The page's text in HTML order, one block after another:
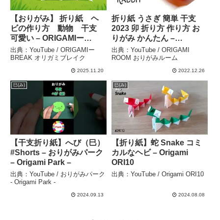
【おりがみ】 折り紙 ヘ
ビの作り方 動物 干支
可愛い – ORIGAMIー
BREAK オリガミブレイク
出典：YouTube / ORIGAMIー
BREAK オリガミブレイク
2025.11.20
折り紙 うさぎ 簡単 干支
2023 卯 折り方 作り方 お
りがみ かんたん –
ORIGAMI ROOM おりがみ
ルーム
出典：YouTube / ORIGAMI
ROOM おりがみルーム
2022.12.26
巳(み)
【干支折り紙】へび（巳）
#Shorts – おりがみパーク
– Origami Park –
出典：YouTube / おりがみパーク
- Origami Park -
2024.09.13
巳(み)
【折り紙】蛇 Snake コミ
カルなヘビ – Origami
ORI10
出典：YouTube / Origami ORI10
2024.08.08